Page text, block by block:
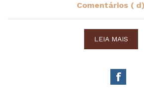
Comentários ( d)
LEIA MAIS